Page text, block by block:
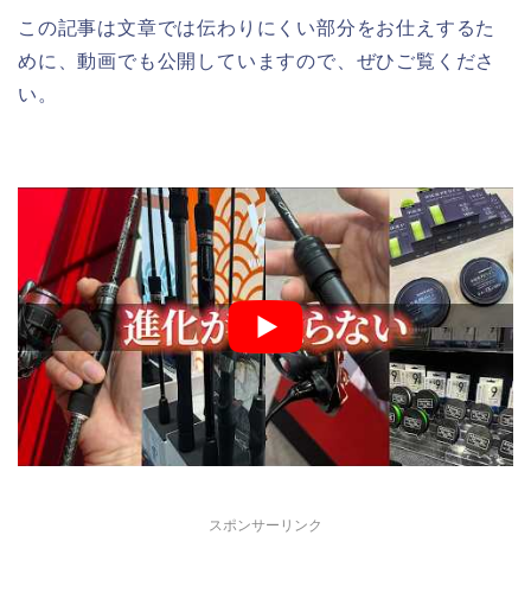
この記事は文章では伝わりにくい部分をお仕えするた
めに、動画でも公開していますので、ぜひご覧くださ
い。
スポンサーリンク